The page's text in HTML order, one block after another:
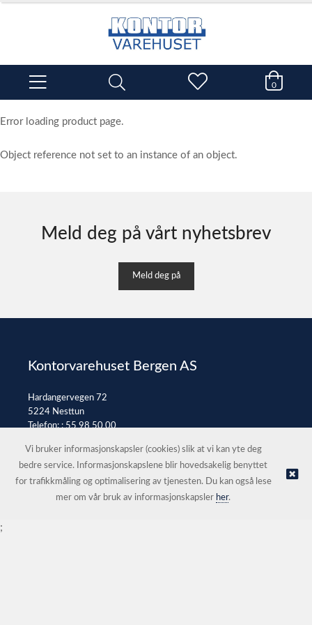
0
Error loading product page.
Object reference not set to an instance of an object.
Meld deg på vårt nyhetsbrev
Meld deg på
Kontorvarehuset Bergen AS
Hardangervegen 72
5224 Nesttun
Telefon: :55 98 50 00
© Kontorvarehuset Bergen AS |Nettbutikk levert av Kréatif
Vi bruker informasjonskapsler (cookies) slik at vi kan yte deg
bedre service. Informasjonskapslene blir hovedsakelig benyttet
for trafikkmåling og optimalisering av tjenesten. Du kan også lese
mer om vår bruk av informasjonskapsler her.
;